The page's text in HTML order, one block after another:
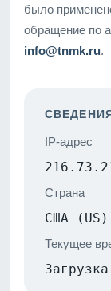
было
обращение по
info@tnmk.ru.
IP-адрес
Страна
США (US)
Текущее